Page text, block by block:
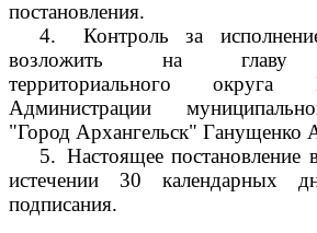
постановления.
4.
Контроль за
возложить на главу
территориального округа
Администрации
"Город Архангельск" Ганущенко
5. Настоящее постановление
истечении 30 календарных
подписания.